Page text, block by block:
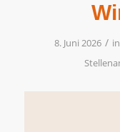
8. Juni 2026 / in